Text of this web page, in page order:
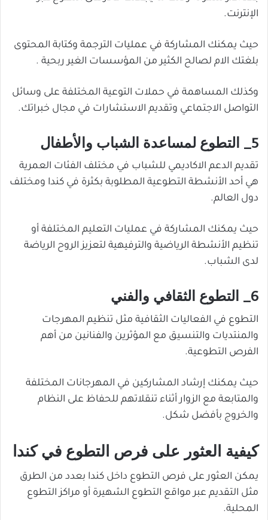
الإنترنت.
حيث يمكنك المشاركة في عمليات الترجمة وكتابة المحتوى
بلغتك الام لصالح الكثير من المؤسسات الغير ربحية .
وكذلك المساهمة في حملات التوعية المختلفة على وسائل
التواصل الاجتماعي وتقديم الاستشارات في مجال خبراتك.
5_ التطوع لمساعدة الشباب والأطفال
تقديم الدعم الاكاديمي للشباب في مختلف الفئات العمرية
هي أحد الأنشطة التطوعية المطلوبة بكثرة في كندا ومختلف
دول العالم.
حيث يمكنك المشاركة في عمليات التعليم المختلفة أو
تنظيم الأنشطة الرياضية والترفيهية لتعزيز الروح الرياضة
لدى الشباب.
6_ التطوع الثقافي والفني
التطوع في الفعاليات الثقافية مثل تنظيم المهرجات
والمنتديات والتنسيق مع المؤثرين والفنانين من أهم
الفرص التطوعية.
حيث يمكنك إرشاد المشاركين في المهرجانات المختلفة
والمتابعة مع الزوار أثناء تنقلاتهم للحفاظ على النظام
والخروج بأفضل شكل.
كيفية العثور على فرص التطوع في كندا
يمكن العثور على فرص التطوع داخل كندا بعدد من الطرق
مثل التقديم عبر مواقع التطوع الشهيرة أو مراكز التطوع
المحلية.